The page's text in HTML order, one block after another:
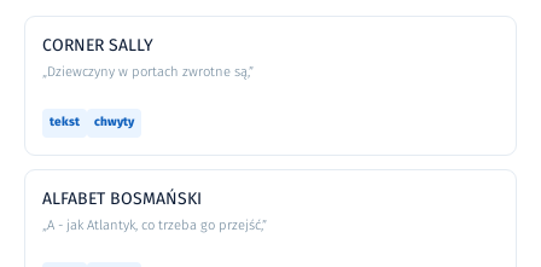
CORNER SALLY
„Dziewczyny w portach zwrotne są,”
tekst chwyty
ALFABET BOSMAŃSKI
„A - jak Atlantyk, co trzeba go przejść,”